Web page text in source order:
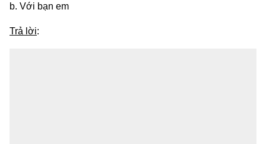
b. Với bạn em
Trả lời: